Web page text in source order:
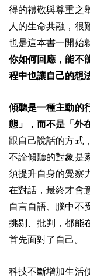
得的禮敬與尊重之
人的生命共融，很
也是這本書一開始
你如何回應，能不
程中也讓自己的想
傾聽是一種主動的
態」，而不是「外
跟自己說話的方式
不論傾聽的對象是
須提升自身的覺察
在對話，最終才會
自言自語、腦中不
挑剔、批判，都能
首先面對了自己。
科技不斷增加生活